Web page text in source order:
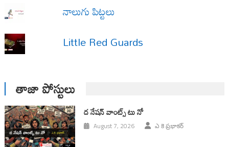
నాలుగు పిట్టలు
Little Red Guards
తాజా పోస్టులు
ద నేషన్ వాంట్స్ టు నో
August 7, 2026 ఎ కె ప్రభాకర్